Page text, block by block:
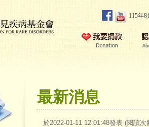
115年
最新消息
於2022-01-11 12:01:48發表 (閱讀次